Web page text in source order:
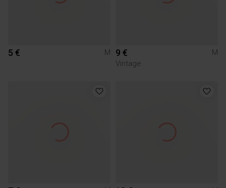
5 € M 9 €
M
Vintage